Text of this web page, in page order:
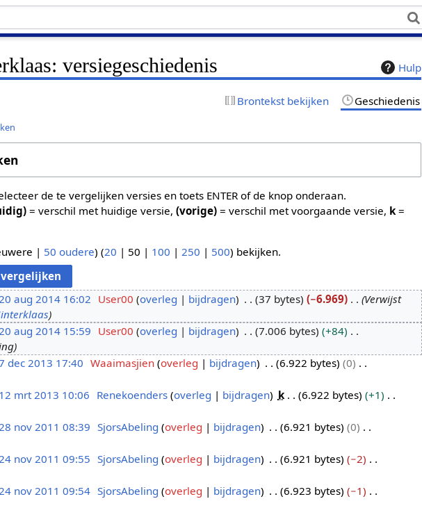
Hulp
versiegeschiedenis
Brontekst bekijken Geschiedenis
de te vergelijken versies en toets ENTER of de knop onderaan.
= verschil met huidige versie,(vorige) = verschil met voorgaande versie, k =
| 50 oudere) (20 | 50 | 100 |250 | 500) bekijken.
aug 2014 16:02 User00 overleg bijdragen 37 bytes −6.969
Verwijst
aug 2014 15:59 User00 overleg bijdragen 7.006 bytes
+84
dec 2013 17:40 Waaimasjien overleg bijdragen 6.922 bytes
0
12 mrt 2013 10:06 Renekoenders overleg bijdragen k 6.922 bytes
+1
nov 2011 08:39 SjorsAbeling overleg bijdragen 6.921 bytes
0
nov 2011 09:55 SjorsAbeling overleg bijdragen 6.921 bytes
−2
nov 2011 09:54 SjorsAbeling overleg bijdragen 6.923 bytes
−1